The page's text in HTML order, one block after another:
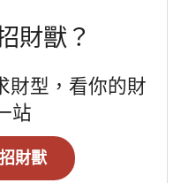
財獸？
財型，看你的財
站
財獸